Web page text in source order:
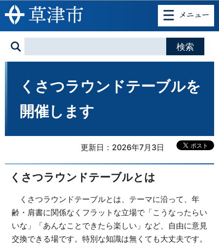
このページの本文へ移動
くさつラウンドテーブルを
開催します
更新日：2026年7月3日
くさつラウンドテーブルとは
くさつラウンドテーブルとは、テーマに沿って、年
齢・肩書に関係なくフラットな立場で「こうなったらい
いな」「あんなことできたら楽しい」など、自由に意見
交換できる場です。特別な知識は無くても大丈夫です。